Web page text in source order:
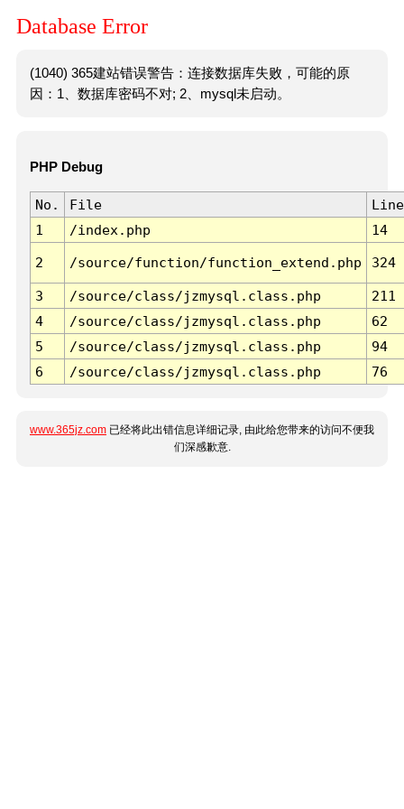
Database Error
(1040) 365建站错误警告：连接数据库失败，可能的原
因：1、数据库密码不对; 2、mysql未启动。
PHP Debug
No. File
Line
1
/index.php 14
2 /source/function/function_extend.php 324
3 /source/class/jzmysql.class.php
211
4
/source/class/jzmysql.class.php
62
5
/source/class/jzmysql.class.php
94
6
/source/class/jzmysql.class.php 76
www.365jz.com 已经将此出错信息详细记录, 由此给您带来的访问不便我
们深感歉意.